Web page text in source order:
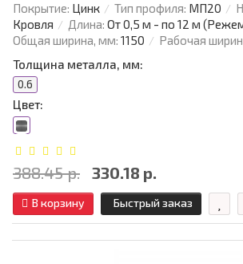
Покрытие: Цинк Тип профиля: МП20
Кровля
Длина: От 0,5 м - по 12 м
Общая ширина, мм: 1150 Рабочая
Толщина металла, мм:
0.6
Цвет:
388.45 р. 330.18 р.
В корзину Быстрый заказ